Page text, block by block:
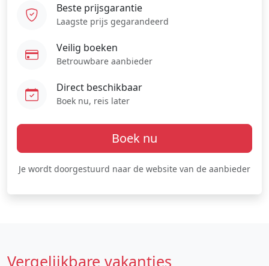
Beste prijsgarantie
Laagste prijs gegarandeerd
Veilig boeken
Betrouwbare aanbieder
Direct beschikbaar
Boek nu, reis later
Boek nu
Je wordt doorgestuurd naar de website van de aanbieder
Vergelijkbare vakanties